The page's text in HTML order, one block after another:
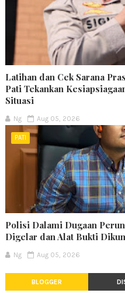
Latihan dan Cek Sarana
Pati Tekankan
Situasi
Ng Aug 05, 2026
PATI
Polisi Dalami Dugaan
Digelar dan Alat Bukti
Ng Aug 05, 2026
BLOGGER